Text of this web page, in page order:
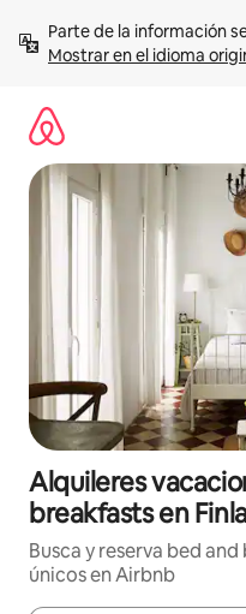
contenidoMostrar en el idioma
Alquileres
breakfasts en
Busca y reserva bed
únicos en Airbnb